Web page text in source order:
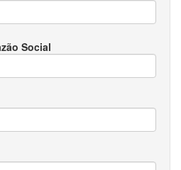
Social